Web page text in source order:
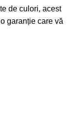
de culori, acest
garanție care vă